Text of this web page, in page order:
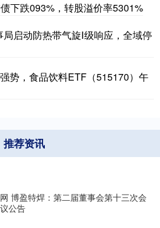
下跌093%，转股溢价率5301%
启动防热带气旋Ⅰ级响应，全域停
势，食品饮料ETF（515170）午
推荐资讯
博盈特焊：第二届董事会第十三次会
公告